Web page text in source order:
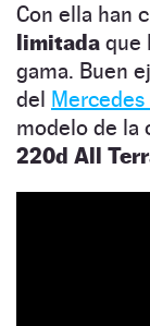
Con ella han
limitada que
gama. Buen
del Mercedes
modelo de la
220d All